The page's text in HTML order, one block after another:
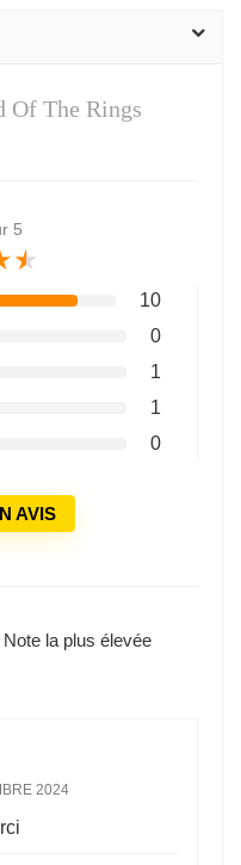
Of The Rings
5
★
10
0
1
1
0
AVIS
Note la plus élevée
2024